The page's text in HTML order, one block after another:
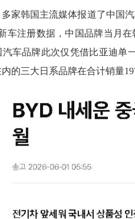
家韩国主流媒体报道了中国
车注册数据，中国品牌当月
车品牌此次仅凭借比亚迪单
内的三大日系品牌在合计销量